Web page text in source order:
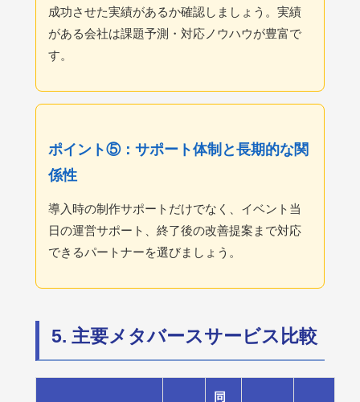
成功させた実績があるか確認しましょう。実績
がある会社は課題予測・対応ノウハウが豊富で
す。
ポイント⑤：サポート体制と長期的な関
係性
導入時の制作サポートだけでなく、イベント当
日の運営サポート、終了後の改善提案まで対応
できるパートナーを選びましょう。
5. 主要メタバースサービス比較
同